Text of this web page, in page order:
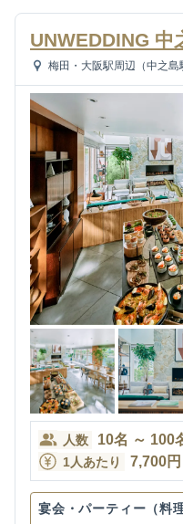
UNWEDDING 中
梅田・大阪駅周辺（中之島
人数 10名 ～ 100
1人あたり 7,700円
宴会・パーティー（料